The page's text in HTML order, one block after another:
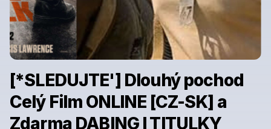
[*SLEDUJTE'] Dlouhý pochod
Celý Film ONLINE [CZ-SK] a
Zdarma DABING I TITULKY